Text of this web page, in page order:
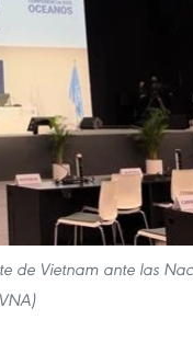
de Vietnam ante las